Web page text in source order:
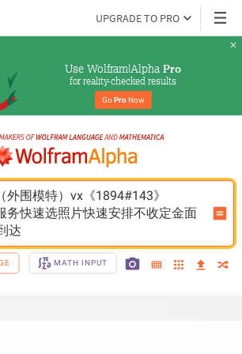
UPGRADE TO PRO
Use Wolfram|Alpha Pro
for reality-checked results
Go Pro Now
外围模特）vx《1894#143》
务快速选照片快速安排不收定金面
达
MATH INPUT